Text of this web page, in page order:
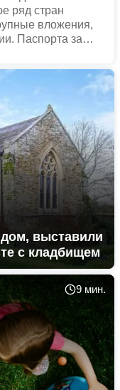
ряд стран
вложения,
Паспорта за
дают возможность
без виз или
в
второе
выставили
с кладбищем
9 мин.